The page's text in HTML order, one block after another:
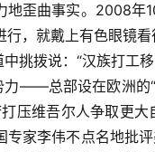
歪曲事实。2008年
，就戴上有色眼镜
挑拨说：“汉族打
——总部设在欧洲的
压维吾尔人争取更
专家李伟不点名地批